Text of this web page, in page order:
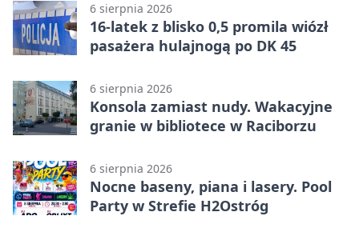
6 sierpnia 2026
16-latek z blisko 0,5 promila wiózł
pasażera hulajnogą po DK 45
6 sierpnia 2026
Konsola zamiast nudy. Wakacyjne
granie w bibliotece w Raciborzu
6 sierpnia 2026
Nocne baseny, piana i lasery. Pool
Party w Strefie H2Ostróg